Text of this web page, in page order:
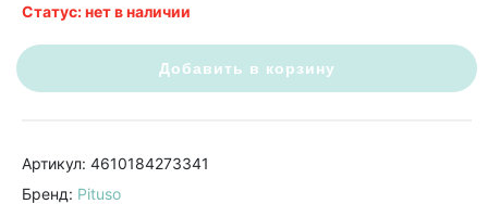
Статус: нет в наличии
Добавить в корзину
Артикул: 4610184273341
Бренд: Pituso